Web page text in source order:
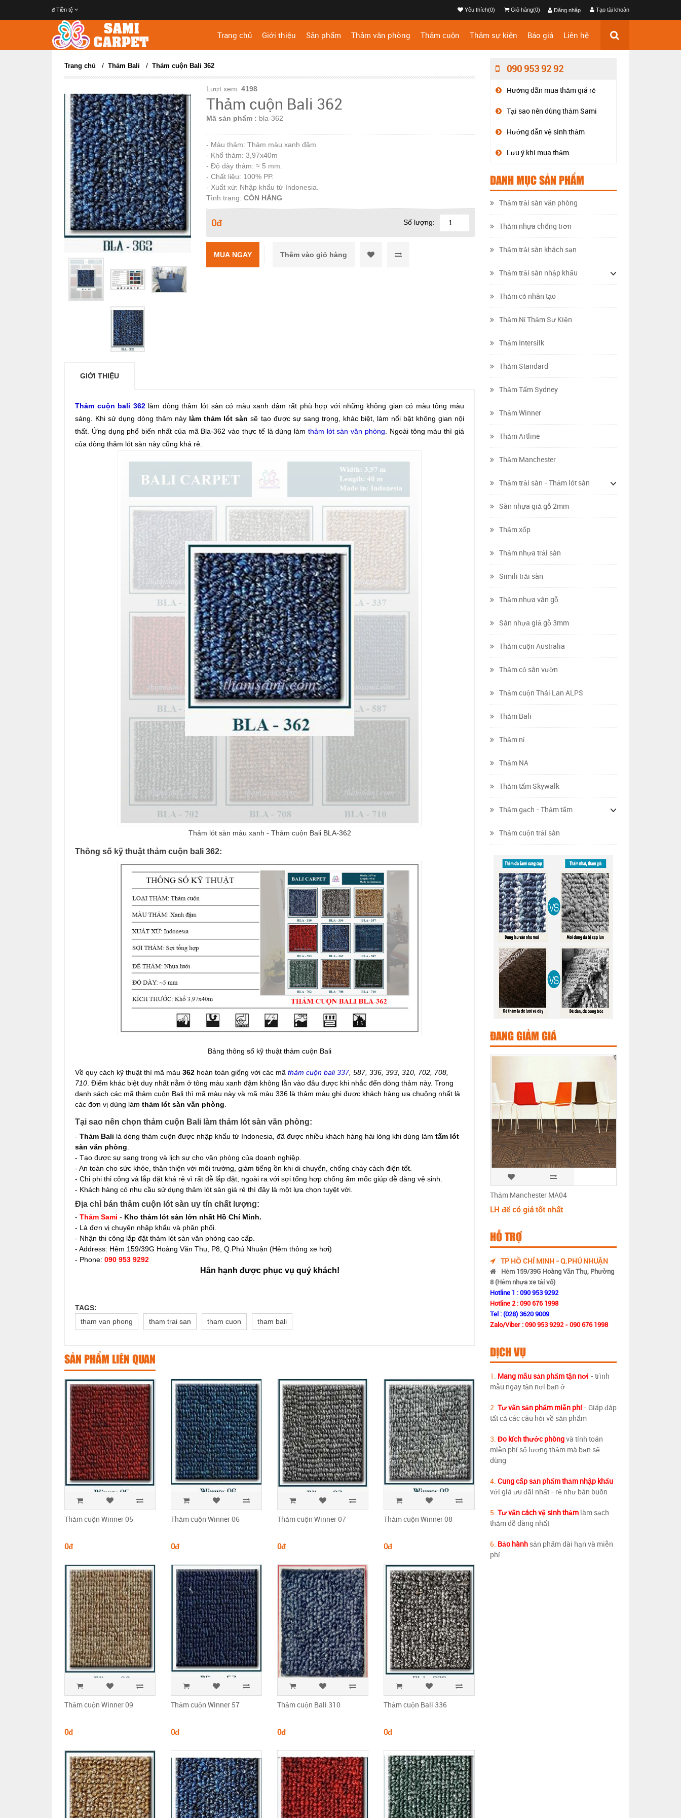
đ Tiền tệ Đăng nhập Tạo tài khoản
Yêu thích(0) Giỏ hàng(0)
Trang chủ Giới thiệu Sản phẩm Thảm văn phòng Thảm cuộn Thảm sự kiện Báo giá Liên hệ
Trang chủ / Thảm Bali / Thảm cuộn Bali 362
Lượt xem: 4198
Thảm cuộn Bali 362
Mã sản phẩm : bla-362
- Màu thảm: Thảm màu xanh đậm
- Khổ thảm: 3,97x40m
- Độ dày thảm: ≈ 5 mm.
- Chất liệu: 100% PP.
- Xuất xứ: Nhập khẩu từ Indonesia.
Tình trạng: CÒN HÀNG
0đ Số lượng:
MUA NGAY
GIỚI THIỆU
Thảm cuộn bali 362làm dòng thảm lót sàn có màu xanh đậm rất phù hợp với những không gian có màu tông màu
sáng. Khi sử dụng dòng thảm này làm thảm lót sàn sẽ tạo được sự sang trọng, khác biệt, làm nổi bật không gian nội
thất. Ứng dụng phổ biến nhất của mã Bla-362 vào thực tế là dùng làm thảm lót sàn văn phòng . Ngoài tông màu thì giá
của dòng thảm lót sàn này cũng khá rẻ.
Thảm lót sàn màu xanh - Thảm cuộn Bali BLA-362
Thông số kỹ thuật thảm cuộn bali 362:
Bảng thông số kỹ thuật thảm cuộn Bali
Về quy cách kỹ thuật thì mã màu 362 hoàn toàn giống với các mã thảm cuộn bali 337, 587, 336, 393, 310, 702, 708,
710 . Điểm khác biệt duy nhất nằm ở tông màu xanh đậm không lẫn vào đâu được khi nhắc đến dòng thảm này. Trong
danh sách các mã thảm cuộn Bali thì mã màu này và mã màu 336 là thảm màu ghi được khách hàng ưa chuộng nhất là
các đơn vị dùng làm thảm lót sàn văn phòng
Tại sao nên chọn thảm cuộn Bali làm thảm lót sàn văn phòng:
- Thảm Bali là dòng thảm cuộn được nhập khẩu từ Indonesia, đã được nhiều khách hàng hài lòng khi dùng làm tấm lót
sàn văn phòng
- Tạo được sự sang trọng và lịch sự cho văn phòng của doanh nghiệp.
- An toàn cho sức khỏe, thân thiện với môi trường, giảm tiếng ồn khi di chuyển, chống cháy cách điện tốt.
- Chi phi thi công và lắp đặt khá rẻ vì rất dễ lắp đặt, ngoài ra với sợi tổng hợp chống ẩm mốc giúp dễ dàng vệ sinh.
- Khách hàng có nhu cầu sử dụng thảm lót sàn giá rẻ thì đây là một lựa chọn tuyệt vời.
Địa chỉ bán thảm cuộn lót sàn uy tín chất lượng:
- Thảm Sami - Kho thảm lót sàn lớn nhất Hồ Chí Minh.
- Là đơn vị chuyên nhập khẩu và phân phối.
- Nhận thi công lắp đặt thảm lót sàn văn phòng cao cấp.
- Address: Hẻm 159/39G Hoàng Văn Thụ, P8, Q.Phú Nhuận (Hẻm thông xe hơi)
- Phone: 090 953 9292
Hân hạnh được phục vụ quý khách!
TAGS:
tham van phong
tham trai san tham cuon tham bali
SẢN PHẨM LIÊN QUAN
Thảm cuộn Winner 05
0đ
Thảm cuộn Winner 06
0đ
Thảm cuộn Winner 07
0đ
Thảm cuộn Winner 08
0đ
Thảm cuộn Winner 09
0đ
Thảm cuộn Winner 57
0đ
Thảm cuộn Bali 310
0đ
Thảm cuộn Bali 336
0đ
090 953 92 92
Hướng dẫn mua thảm giá rẻ
Tại sao nên dùng thảm Sami
Hướng dẫn vệ sinh thảm
Lưu ý khi mua thảm
DANH MỤC SẢN PHẨM
Thảm trải sàn văn phòng
Thảm nhựa chống trơn
Thảm trải sàn khách sạn
Thảm trải sàn nhập khẩu
Thảm cỏ nhân tạo
Thảm Nỉ Thảm Sự Kiện
Thảm Intersilk
Thảm Standard
Thảm Tấm Sydney
Thảm Winner
Thảm Artline
Thảm Manchester
Thảm trải sàn - Thảm lót sàn
Sàn nhựa giả gỗ 2mm
Thảm xốp
Thảm nhựa trải sàn
Simili trải sàn
Thảm nhựa vân gỗ
Sàn nhựa giả gỗ 3mm
Thảm cuộn Australia
Thảm cỏ sân vườn
Thảm cuộn Thái Lan ALPS
Thảm Bali
Thảm nỉ
Thảm NA
Thảm tấm Skywalk
Thảm gạch - Thảm tấm
Thảm cuộn trải sàn
ĐANG GIẢM GIÁ
Thảm Manchester MA04
LH để có giá tốt nhất
HỖ TRỢ
TP HỒ CHÍ MINH - Q.PHÚ NHUẬN
Hẻm 159/39G Hoàng Văn Thụ, Phường
8 (Hẻm nhựa xe tải vô)
Hotline 1 : 090 953 9292
Hotline 2 : 090 676 1998
Tel : (028) 3620 9009
Zalo/Viber : 090 953 9292 - 090 676 1998
DỊCH VỤ
1. Mang mẫu sản phẩm tận nơi - trình
mẫu ngay tận nơi bạn ở
2. Tư vấn sản phẩm miễn phí- Giáp đáp
tất cả các câu hỏi về sản phẩm
3. Đo kích thước phòngvà tính toán
miễn phí số lượng thảm mà bạn sẽ
dùng
4. Cung cấp sản phẩm thảm nhập khẩu
với giá ưu đãi nhất - rẻ như bán buôn
5. Tư vấn cách vệ sinh thảm làm sạch
thảm dễ dàng nhất
6. Bảo hành sản phẩm dài hạn và miễn
phí